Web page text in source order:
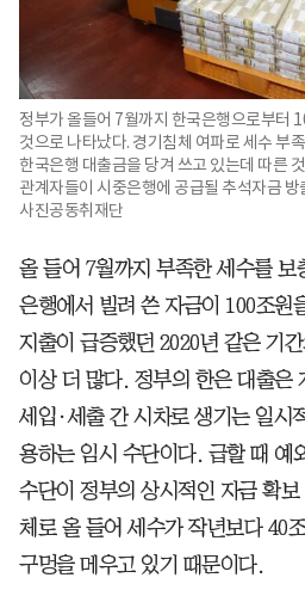
정부가 올들어 7월까지 한국은행으로부터
것으로 나타났다. 경기침체 여파로 세수 부
한국은행 대출금을 당겨 쓰고 있는데 따른
관계자들이 시중은행에 공급될 추석자금
사진공동취재단
올 들어 7월까지 부족한 세수를 보
은행에서 빌려 쓴 자금이 100조원
지출이 급증했던 2020년 같은 기
이상 더 많다. 정부의 한은 대출은
세입·세출 간 시차로 생기는 일시
용하는 임시 수단이다. 급할 때 예
수단이 정부의 상시적인 자금 확
체로 올 들어 세수가 작년보다 40
구멍을 메우고 있기 때문이다.